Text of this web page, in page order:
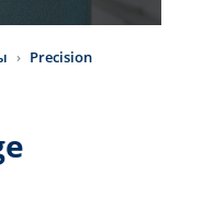
Precision